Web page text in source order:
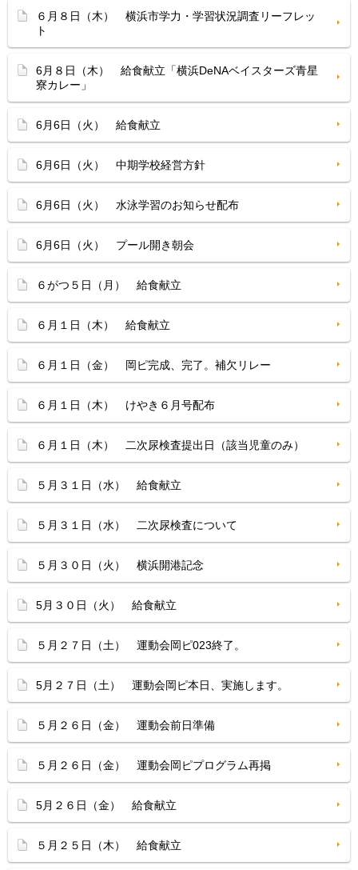
６月８日（木） 横浜市学力・学習状況調査リーフレッ
ト
6月８日（木） 給食献立「横浜DeNAベイスターズ青星
寮カレー」
6月6日（火） 給食献立
6月6日（火） 中期学校経営方針
6月6日（火） 水泳学習のお知らせ配布
6月6日（火） プール開き朝会
６がつ５日（月） 給食献立
６月１日（木） 給食献立
６月１日（金） 岡ピ完成、完了。補欠リレー
６月１日（木） けやき６月号配布
６月１日（木） 二次尿検査提出日（該当児童のみ）
５月３１日（水） 給食献立
５月３１日（水） 二次尿検査について
５月３０日（火） 横浜開港記念
5月３０日（火） 給食献立
５月２７日（土） 運動会岡ピ023終了。
5月２７日（土） 運動会岡ピ本日、実施します。
５月２６日（金） 運動会前日準備
５月２６日（金） 運動会岡ピプログラム再掲
5月２６日（金） 給食献立
５月２５日（木） 給食献立